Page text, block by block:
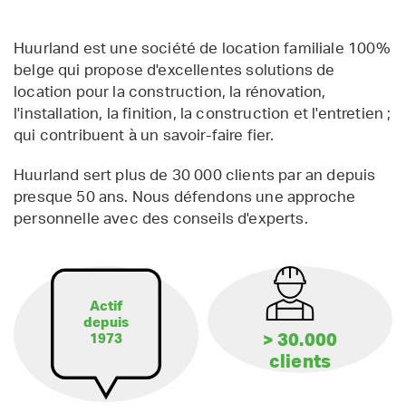
Huurland est une société de location familiale 100%
belge qui propose d'excellentes solutions de
location pour la construction, la rénovation,
l'installation, la finition, la construction et l'entretien ;
qui contribuent à un savoir-faire fier.
Huurland sert plus de 30 000 clients par an depuis
presque 50 ans. Nous défendons une approche
personnelle avec des conseils d'experts.
Actif
depuis
1973
> 30.000
clients